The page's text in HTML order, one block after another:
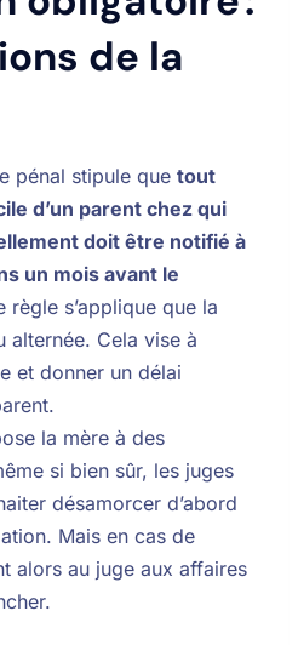
de la
pénal stipule que tout
d’un parent chez qui
doit être notifié à
un mois avant le
règle s’applique que la
alternée. Cela vise à
et donner un délai
la mère à des
si bien sûr, les juges
désamorcer d’abord
Mais en cas de
alors au juge aux affaires